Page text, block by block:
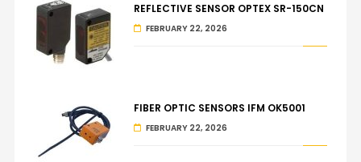
REFLECTIVE SENSOR OPTEX SR-150CN
FEBRUARY 22, 2026
FIBER OPTIC SENSORS IFM OK5001
FEBRUARY 22, 2026